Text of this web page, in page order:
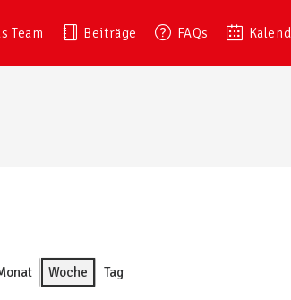
Team Beiträge FAQs
Woche Tag